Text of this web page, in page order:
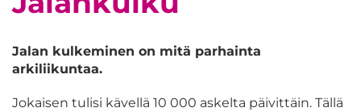
Jalan kulkeminen on mitä parhainta
arkiliikuntaa.
Jokaisen tulisi kävellä 10 000 askelta päivittäin. Tällä